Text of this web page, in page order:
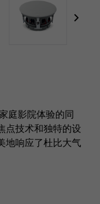
庭影院体验的同
点技术和独特的设
地响应了杜比大气